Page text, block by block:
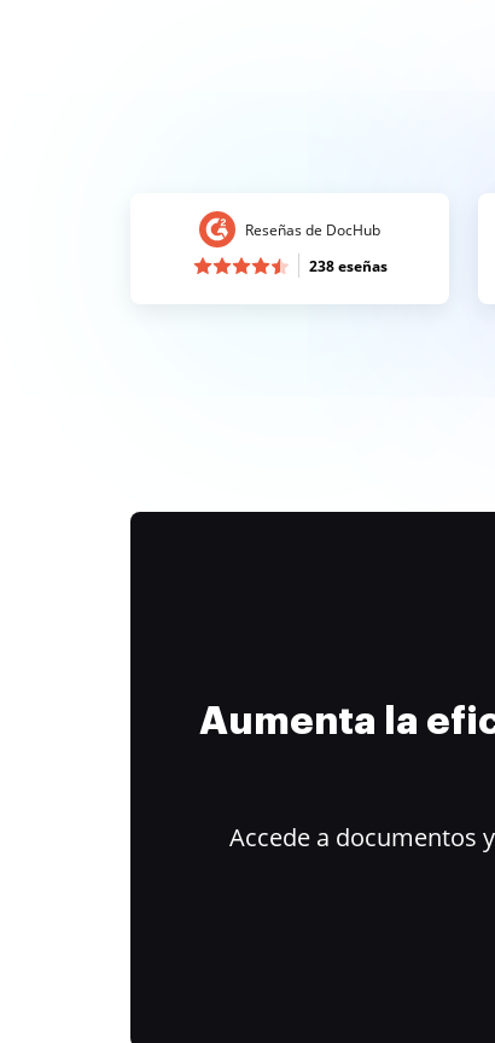
Reseñas de DocHub
238 eseñas
Aumenta la
Accede a documentos